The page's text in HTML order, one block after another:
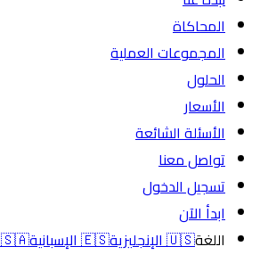
المحاكاة
المجموعات العملية
الحلول
الأسعار
الأسئلة الشائعة
تواصل معنا
تسجيل الدخول
ابدأ الآن
اللغة🇺🇸الإنجليزية🇪🇸الإسبانية🇸🇦